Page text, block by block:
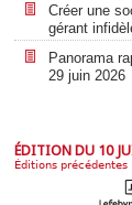
Créer une
gérant
Panorama
29 juin 2026
ÉDITION DU 10
Éditions précédentes